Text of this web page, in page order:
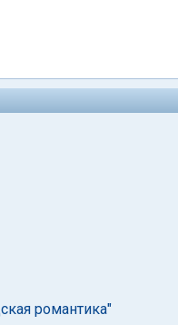
романтика"